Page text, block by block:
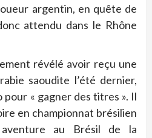
argentin, en quête de
attendu dans le Rhône
révélé avoir reçu une
saoudite l’été dernier,
pour « gagner des titres ». Il
en championnat brésilien
au Brésil de la